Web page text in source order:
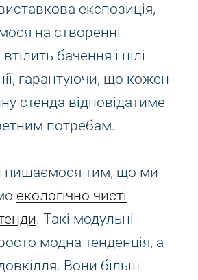
експозиція,
на створенні
бачення і цілі
гарантуючи, що кожен
стенда відповідатиме
потребам.
пишаємося тим, що ми
екологічно чисті
. Такі модульні
модна тенденція, а
Вони більш